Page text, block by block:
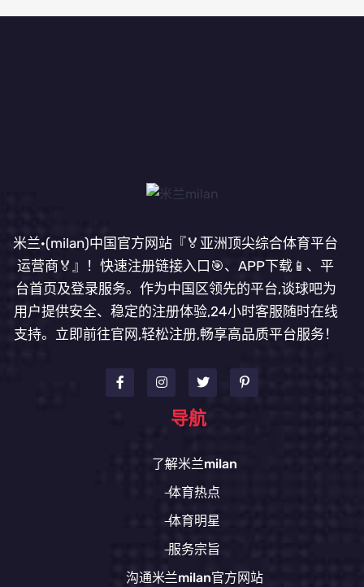
米兰·(milan)中国官方网站『🏅亚洲顶尖综合体育平台
运营商🏅』！快速注册链接入口🎯、APP下载📱、平
台首页及登录服务。作为中国区领先的平台,谈球吧为
用户提供安全、稳定的注册体验,24小时客服随时在线
支持。立即前往官网,轻松注册,畅享高品质平台服务！
导航
了解米兰milan
体育热点
体育明星
服务宗旨
沟通米兰milan官方网站